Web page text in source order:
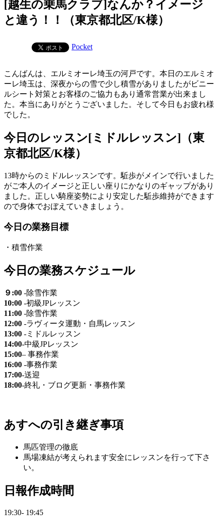
[越生の乗馬クラブ]なんか？イメージ
と違う！！（東京都北区/K様）
Pocket
こんばんは、エルミオーレ埼玉の河戸です。本日のエルミオ
ーレ埼玉は、深夜からの雪で少し積雪がありましたがビニー
ルシート対策とお客様のご協力もあり通常営業が出来まし
た。本当にありがとうございました。そして今日もお疲れ様
でした。
今日のレッスン[ミドルレッスン]（東
京都北区/K様）
13時からのミドルレッスンです。駈歩がメインで行いました
がご本人のイメージと正しい座りにかなりのギャップがあり
ました。正しい騎座姿勢により安定した駈歩維持ができます
ので身体でおぼえていきましょう。
今日の業務目標
・積雪作業
今日の業務スケジュール
９:00 -除雪作業
10:00 -初級JPレッスン
11:00 -除雪作業
12:00 -ラヴィータ運動・自馬レッスン
13:00 -ミドルレッスン
14:00-中級JPレッスン
15:00– 事務作業
16:00 -事務作業
17:00-送迎
18:00‐終礼・ブログ更新・事務作業
あすへの引き継ぎ事項
馬匹管理の徹底
馬場凍結が考えられます安全にレッスンを行って下さ
い。
日 報作成時間
19:30- 19:45